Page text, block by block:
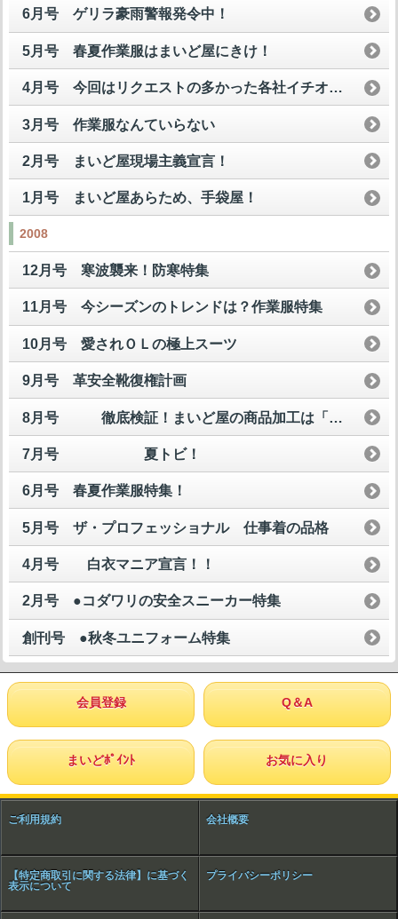
6月号 ゲリラ豪雨警報発令中！
5月号 春夏作業服はまいど屋にきけ！
4月号 今回はリクエストの多かった各社イチオシ安全スニーカーを一挙公開して魅せますスペシャル！
3月号 作業服なんていらない
2月号 まいど屋現場主義宣言！
1月号 まいど屋あらため、手袋屋！
2008
12月号 寒波襲来！防寒特集
11月号 今シーズンのトレンドは？作業服特集
10月号 愛されＯＬの極上スーツ
9月号 革安全靴復権計画
8月号 徹底検証！まいど屋の商品加工は「買い」なのか？
7月号 夏トビ！
6月号 春夏作業服特集！
5月号 ザ・プロフェッショナル 仕事着の品格
4月号 白衣マニア宣言！！
2月号 ●コダワリの安全スニーカー特集
創刊号 ●秋冬ユニフォーム特集
会員登録 Q＆A
まいどﾎﾟｲﾝﾄ お気に入り
ご利用規約 会社概要
【特定商取引に関する法律】に基づく
表示について
プライバシーポリシー